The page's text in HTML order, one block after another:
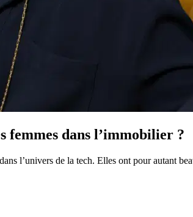
femmes dans l’immobilier ?
l’univers de la tech. Elles ont pour autant